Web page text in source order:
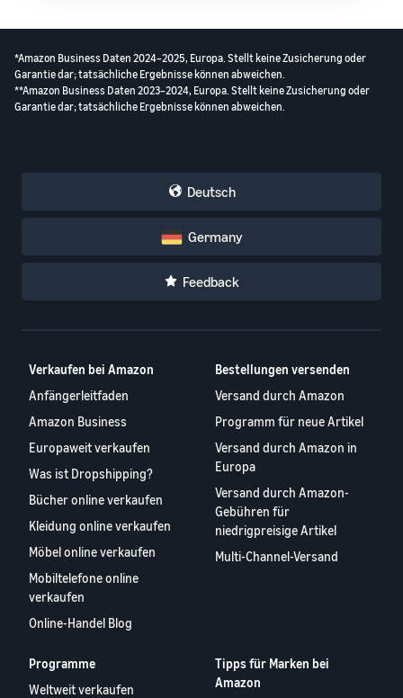
*Amazon Business Daten 2024–2025, Europa. Stellt keine Zusicherung oder
Garantie dar; tatsächliche Ergebnisse können abweichen.
**Amazon Business Daten 2023–2024, Europa. Stellt keine Zusicherung oder
Garantie dar; tatsächliche Ergebnisse können abweichen.
Deutsch
Germany
Feedback
Verkaufen bei Amazon
Anfängerleitfaden
Amazon Business
Europaweit verkaufen
Was ist Dropshipping?
Bücher online verkaufen
Kleidung online verkaufen
Möbel online verkaufen
Mobiltelefone online
verkaufen
Online-Handel Blog
Bestellungen versenden
Versand durch Amazon
Programm für neue Artikel
Versand durch Amazon in
Europa
Versand durch Amazon-
Gebühren für
niedrigpreisige Artikel
Multi-Channel-Versand
Programme
Weltweit verkaufen
Tipps für Marken bei
Amazon